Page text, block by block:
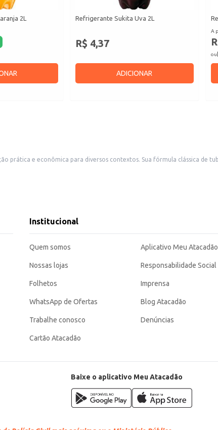
2L Refrigerante Sukita Uva 2L
R$ 4,37
ADICIONAR
A
ou
de tubaína agrada a um amplo público e se adapta bem a diferentes ocasiões. A embalagem
garantindo satisfação tanto para o consumidor final quanto para o
Institucional
Quem somos
Nossas lojas
Folhetos
WhatsApp de Ofertas
Trabalhe conosco
Cartão Atacadão
Aplicativo Meu Atacadão
Responsabilidade Social
Imprensa
Blog Atacadão
Denúncias
Baixe o aplicativo Meu Atacadão